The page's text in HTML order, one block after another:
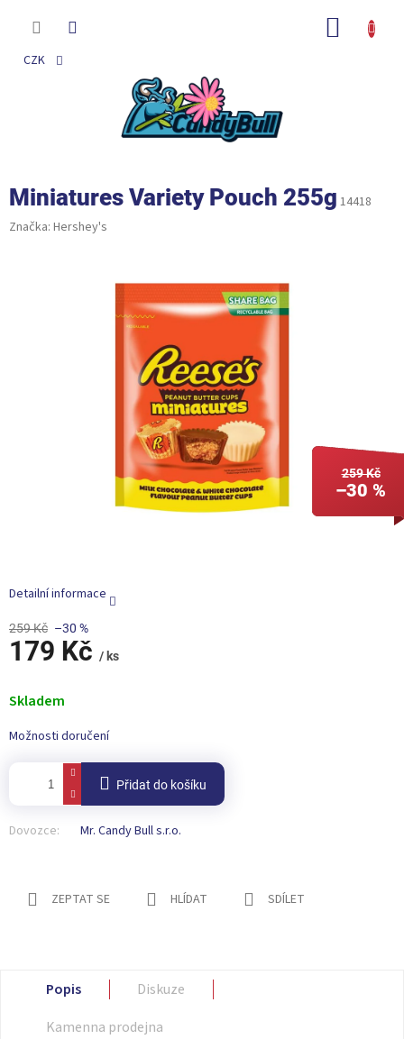
CZK
Miniatures Variety Pouch 255g 14418
Značka: Hershey's
259 Kč
–30 %
259 Kč –30 %
179 Kč / ks
cena:
Skladem
Možnosti doručení
Přidat do košíku
Dovozce: Mr. Candy Bull s.r.o.
Detailní informace
ZEPTAT SE HLÍDAT SDÍLET
Popis
Diskuze
Kamenna prodejna